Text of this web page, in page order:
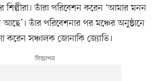
শিল্পীরা। তাঁরা পরিবেশন করেন ‘আমার মনন
তাঁর পরিবেশনার পর মঞ্চের অনুষ্ঠানে
করেন সঞ্চালক জোনাকি জ্যোতি।